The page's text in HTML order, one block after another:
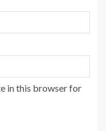
in this browser for